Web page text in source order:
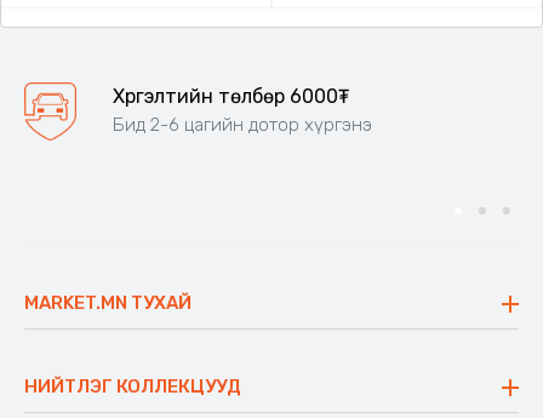
Хүргэлтийн төлбөр 6000₮
Бид 2-6 цагийн дотор хүргэнэ
MARKET.MN ТУХАЙ
Үнэт зүйлс
Ажлын байр
НИЙТЛЭГ КОЛЛЕКЦУУД